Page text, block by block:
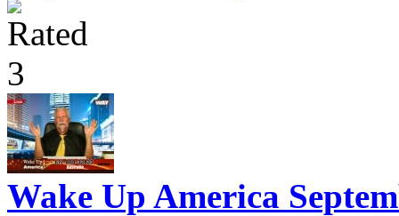
Wake Up America